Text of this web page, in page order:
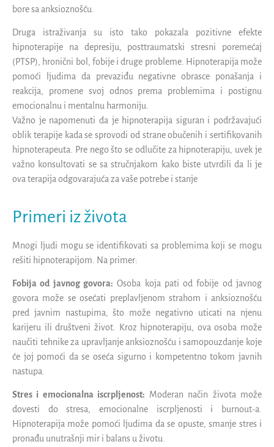
bore sa anksioznošću.
Druga istraživanja su isto tako pokazala pozitivne efekte
hipnoterapije na depresiju, posttraumatski stresni poremećaj
(PTSP), hronični bol, fobije i druge probleme. Hipnoterapija može
pomoći ljudima da prevaziđu negativne obrasce ponašanja i
reakcija, promene svoj odnos prema problemima i postignu
emocionalnu i mentalnu harmoniju.
Važno je napomenuti da je hipnoterapija siguran i podržavajući
oblik terapije kada se sprovodi od strane obučenih i sertifikovanih
hipnoterapeuta. Pre nego što se odlučite za hipnoterapiju, uvek je
važno konsultovati se sa stručnjakom kako biste utvrdili da li je
ova terapija odgovarajuća za vaše potrebe i stanje
Primeri iz života
Mnogi ljudi mogu se identifikovati sa problemima koji se mogu
rešiti hipnoterapijom. Na primer:
Fobija od javnog govora: Osoba koja pati od fobije od javnog
govora može se osećati preplavljenom strahom i anksioznošću
pred javnim nastupima, što može negativno uticati na njenu
karijeru ili društveni život. Kroz hipnoterapiju, ova osoba može
naučiti tehnike za upravljanje anksioznošću i samopouzdanje koje
će joj pomoći da se oseća sigurno i kompetentno tokom javnih
nastupa.
Stres i emocionalna iscrpljenost: Moderan način života može
dovesti do stresa, emocionalne iscrpljenosti i burnout-a.
Hipnoterapija može pomoći ljudima da se opuste, smanje stres i
pronađu unutrašnji mir i balans u životu.